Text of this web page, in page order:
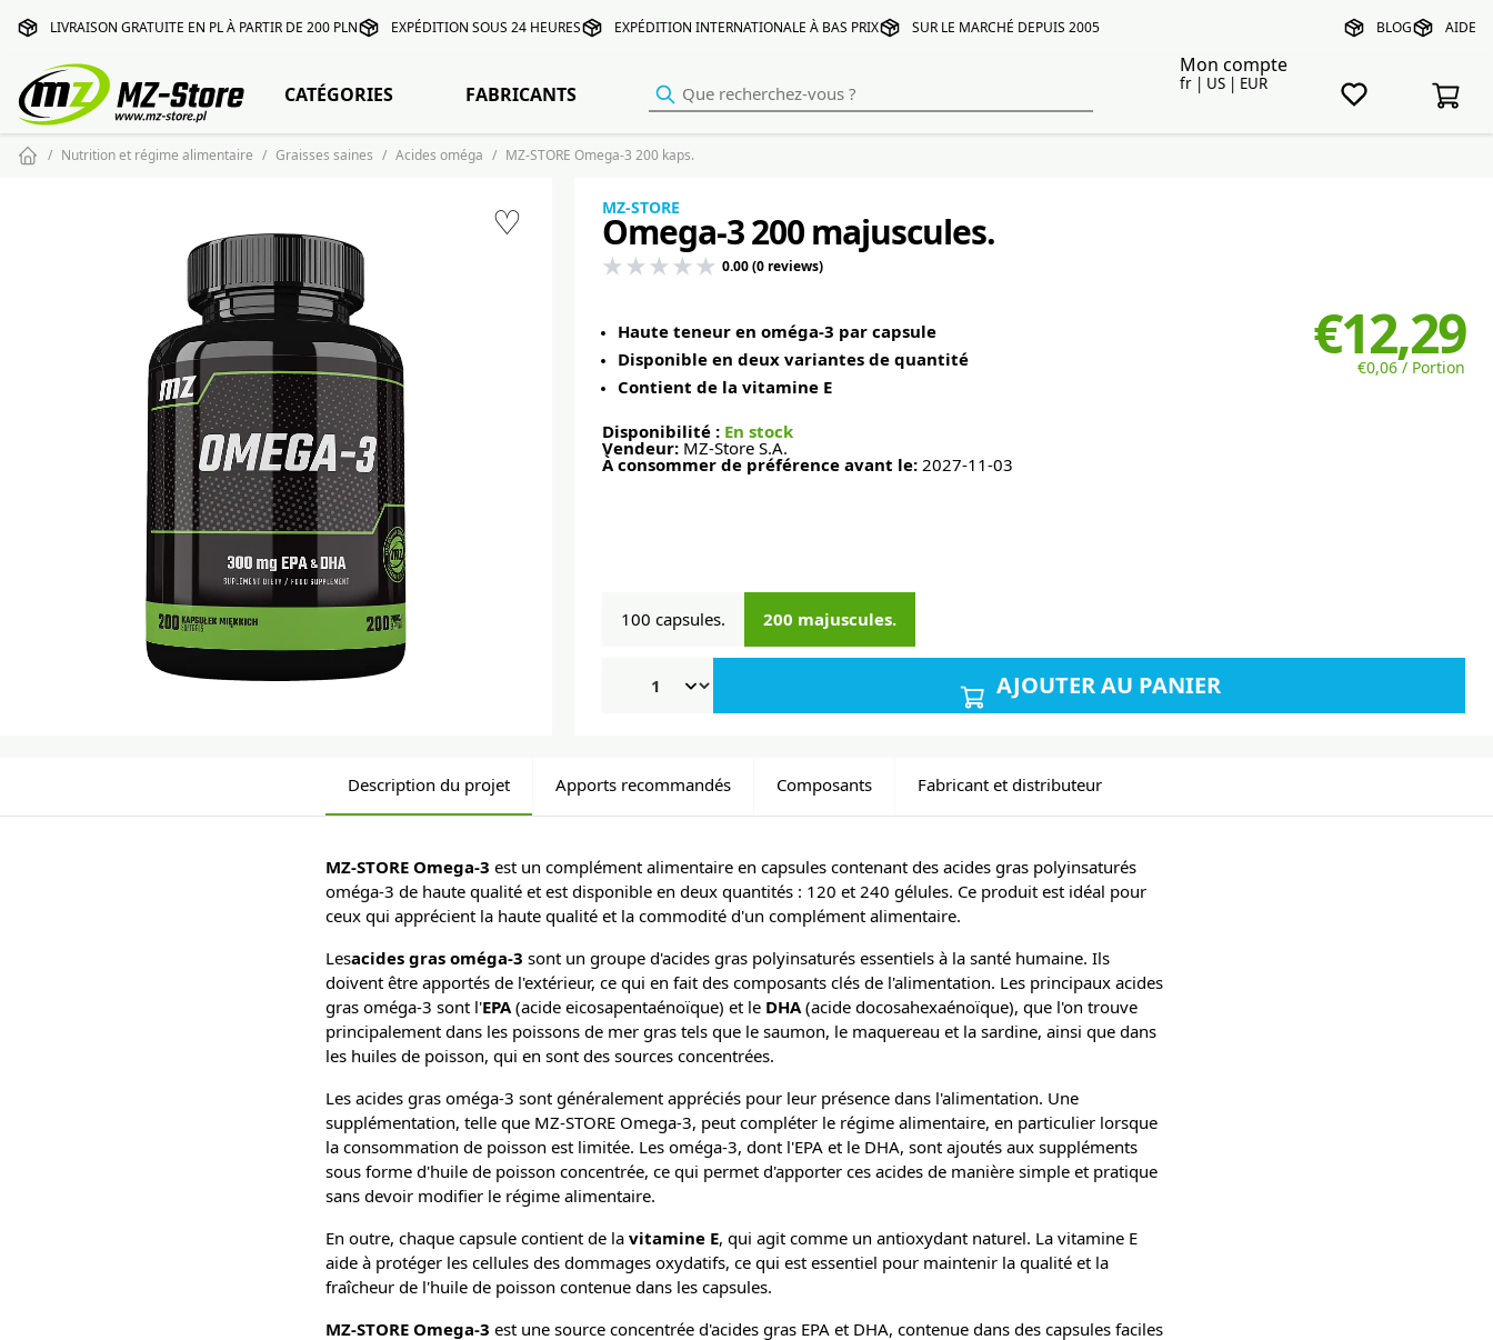
LIVRAISON GRATUITE EN PL À PARTIR DE 200 PLN EXPÉDITION SOUS 24 HEURES EXPÉDITION INTERNATIONALE À BAS PRIX SUR LE MARCHÉ DEPUIS 2005 BLOG AIDE
Mon compte
fr | US | EUR
CATÉGORIES FABRICANTS
Nutrition et régime alimentaire Graisses saines Acides oméga MZ-STORE Omega-3 200 kaps.
♡ MZ-STORE
Omega-3 200 majuscules.
0.00 (0 reviews)
€12,29
€0,06 / Portion
Haute teneur en oméga-3 par capsule
Disponible en deux variantes de quantité
Contient de la vitamine E
Disponibilité : En stock
Vendeur: MZ-Store S.A.
À consommer de préférence avant le: 2027-11-03
100 capsules. 200 majuscules.
AJOUTER AU PANIER
Description du projet Apports recommandés Composants Fabricant et distributeur
MZ-STORE Omega-3 est un complément alimentaire en capsules contenant des acides gras polyinsaturés
oméga-3 de haute qualité et est disponible en deux quantités : 120 et 240 gélules. Ce produit est idéal pour
ceux qui apprécient la haute qualité et la commodité d'un complément alimentaire.
Lesacides gras oméga-3 sont un groupe d'acides gras polyinsaturés essentiels à la santé humaine. Ils
doivent être apportés de l'extérieur, ce qui en fait des composants clés de l'alimentation. Les principaux acides
gras oméga-3 sont l'EPA (acide eicosapentaénoïque) et le DHA (acide docosahexaénoïque), que l'on trouve
principalement dans les poissons de mer gras tels que le saumon, le maquereau et la sardine, ainsi que dans
les huiles de poisson, qui en sont des sources concentrées.
Les acides gras oméga-3 sont généralement appréciés pour leur présence dans l'alimentation. Une
supplémentation, telle que MZ-STORE Omega-3, peut compléter le régime alimentaire, en particulier lorsque
la consommation de poisson est limitée. Les oméga-3, dont l'EPA et le DHA, sont ajoutés aux suppléments
sous forme d'huile de poisson concentrée, ce qui permet d'apporter ces acides de manière simple et pratique
sans devoir modifier le régime alimentaire.
En outre, chaque capsule contient de la vitamine E, qui agit comme un antioxydant naturel. La vitamine E
aide à protéger les cellules des dommages oxydatifs, ce qui est essentiel pour maintenir la qualité et la
fraîcheur de l'huile de poisson contenue dans les capsules.
MZ-STORE Omega-3 est une source concentrée d'acides gras EPA et DHA, contenue dans des capsules faciles